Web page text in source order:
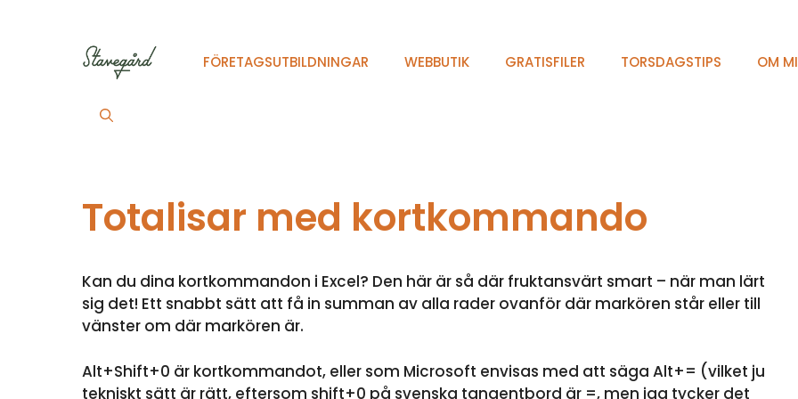
FÖRETAGSUTBILDNINGAR WEBBUTIK GRATISFILER TORSDAGSTIPS OM
Totalisar med kortkommando
Kan du dina kortkommandon i Excel? Den här är så där fruktansvärt smart – när man lärt
sig det! Ett snabbt sätt att få in summan av alla rader ovanför där markören står eller till
vänster om där markören är.
Alt+Shift+0 är kortkommandot, eller som Microsoft envisas med att säga Alt+= (vilket ju
tekniskt sätt är rätt, eftersom shift+0 på svenska tangentbord är =, men jag tycker det